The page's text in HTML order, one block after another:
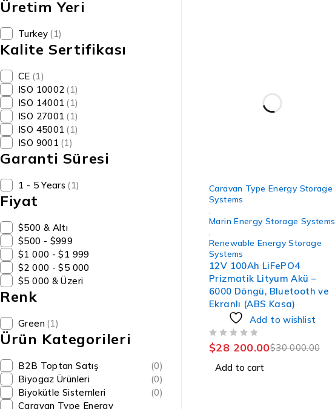
Üretim Yeri
Turkey (1)
Kalite Sertifikası
CE (1)
ISO 10002 (1)
ISO 14001 (1)
ISO 27001 (1)
ISO 45001 (1)
ISO 9001 (1)
Garanti Süresi
1 - 5 Years (1)
Fiyat
$500 & Altı
$500 - $999
$1 000 - $1 999
$2 000 - $5 000
$5 000 & Üzeri
Renk
Green (1)
Ürün Kategorileri
B2B Toptan Satış
(0)
Biyogaz Ürünleri
(0)
Biyokütle Sistemleri
(0)
Caravan Type Energy
Caravan Type Energy Storage
Systems
,
Marin Energy Storage Systems
,
Renewable Energy Storage
Systems
12V 100Ah LiFePO4
Prizmatik Lityum Akü –
6000 Döngü, Bluetooth ve
Ekranlı (ABS Kasa)
Add to wishlist
$30 000.00
$28 200.00
Add to cart